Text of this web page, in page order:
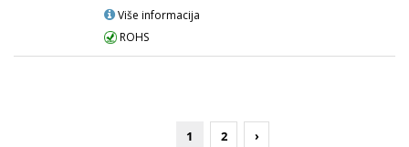
Više informacija
ROHS
1 2 ›